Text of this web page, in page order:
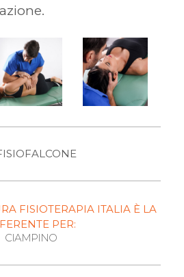
FISIOTERAPIA ITALIA È LA
PER:
CIAMPINO